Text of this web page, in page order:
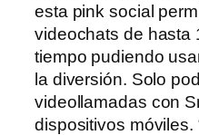
esta pink social
videochats de hasta
tiempo pudiendo
la diversión. Solo
videollamadas con
dispositivos móviles.